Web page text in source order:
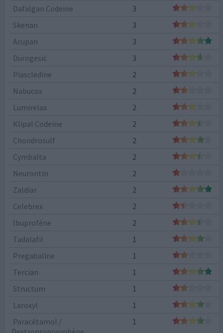
Dafalgan Codeine
3
Skenan
3
Acupan
3
Durogesic
3
Piascledine
2
Nabucox
2
Lumirelax
2
Klipal Codeine
2
Chondrosulf
2
Cymbalta
2
Neurontin
2
Zaldiar
2
Celebrex
2
Ibuprofène
2
Tadalafil
1
Pregabaline
1
Tercian
1
Structum
1
Laroxyl
1
Paracétamol /
1